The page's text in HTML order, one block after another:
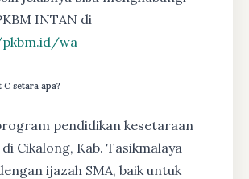
INTAN di
wa
C setara apa?
pendidikan kesetaraan
di Cikalong, Kab. Tasikmalaya
ijazah SMA, baik untuk